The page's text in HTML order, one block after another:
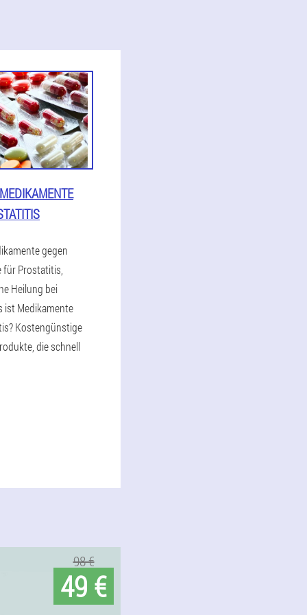
gegen
für Prostatitis,
Heilung bei
ist Medikamente
Kostengünstige
die schnell
98 €
49 €